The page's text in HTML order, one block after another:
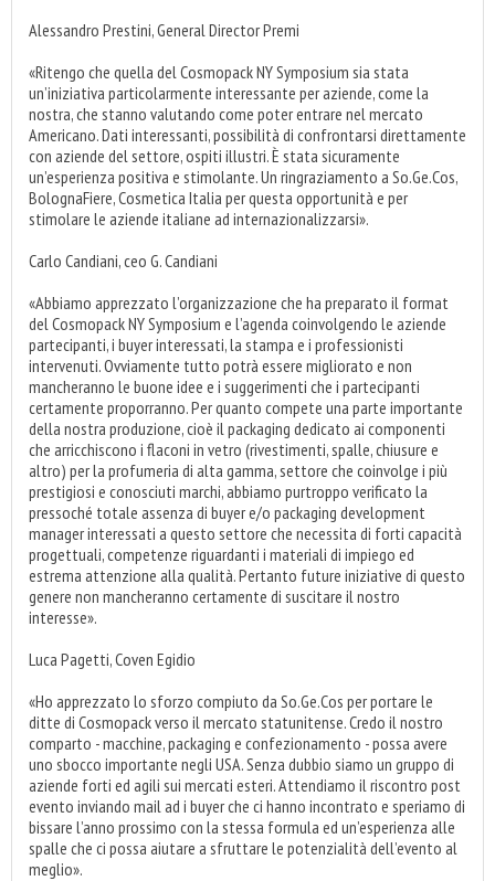
Alessandro Prestini, General Director Premi
«Ritengo che quella del Cosmopack NY Symposium sia stata
un’iniziativa particolarmente interessante per aziende, come la
nostra, che stanno valutando come poter entrare nel mercato
Americano. Dati interessanti, possibilità di confrontarsi direttamente
con aziende del settore, ospiti illustri. È stata sicuramente
un’esperienza positiva e stimolante. Un ringraziamento a So.Ge.Cos,
BolognaFiere, Cosmetica Italia per questa opportunità e per
stimolare le aziende italiane ad internazionalizzarsi».
Carlo Candiani, ceo G. Candiani
«Abbiamo apprezzato l’organizzazione che ha preparato il format
del Cosmopack NY Symposium e l’agenda coinvolgendo le aziende
partecipanti, i buyer interessati, la stampa e i professionisti
intervenuti. Ovviamente tutto potrà essere migliorato e non
mancheranno le buone idee e i suggerimenti che i partecipanti
certamente proporranno. Per quanto compete una parte importante
della nostra produzione, cioè il packaging dedicato ai componenti
che arricchiscono i flaconi in vetro (rivestimenti, spalle, chiusure e
altro) per la profumeria di alta gamma, settore che coinvolge i più
prestigiosi e conosciuti marchi, abbiamo purtroppo verificato la
pressoché totale assenza di buyer e/o packaging development
manager interessati a questo settore che necessita di forti capacità
progettuali, competenze riguardanti i materiali di impiego ed
estrema attenzione alla qualità. Pertanto future iniziative di questo
genere non mancheranno certamente di suscitare il nostro
interesse».
Luca Pagetti, Coven Egidio
«Ho apprezzato lo sforzo compiuto da So.Ge.Cos per portare le
ditte di Cosmopack verso il mercato statunitense. Credo il nostro
comparto - macchine, packaging e confezionamento - possa avere
uno sbocco importante negli USA. Senza dubbio siamo un gruppo di
aziende forti ed agili sui mercati esteri. Attendiamo il riscontro post
evento inviando mail ad i buyer che ci hanno incontrato e speriamo di
bissare l’anno prossimo con la stessa formula ed un’esperienza alle
spalle che ci possa aiutare a sfruttare le potenzialità dell’evento al
meglio».